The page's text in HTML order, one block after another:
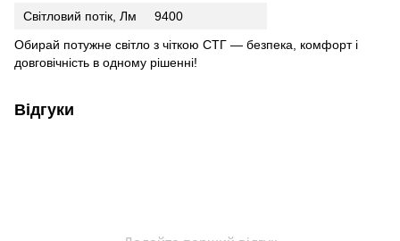
Світловий потік, Лм
9400
Обирай потужне світло з чіткою СТГ — безпека, комфорт і
довговічність в одному рішенні!
Відгуки